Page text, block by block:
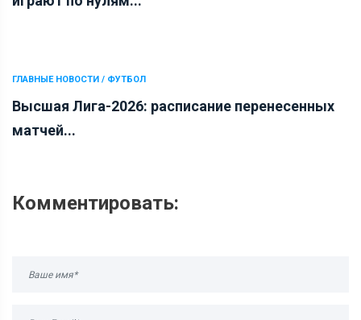
ГЛАВНЫЕ НОВОСТИ / ФУТБОЛ
Высшая Лига-2026: расписание перенесенных
матчей...
Комментировать: